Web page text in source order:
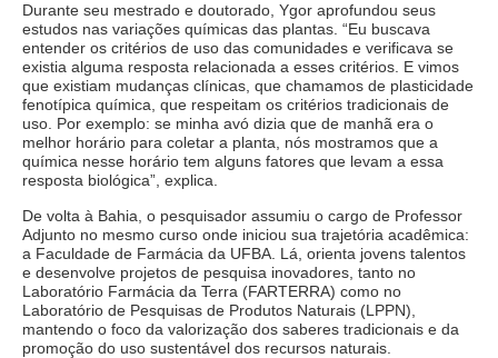
Durante seu mestrado e doutorado, Ygor aprofundou seus
estudos nas variações químicas das plantas. “Eu buscava
entender os critérios de uso das comunidades e verificava se
existia alguma resposta relacionada a esses critérios. E vimos
que existiam mudanças clínicas, que chamamos de plasticidade
fenotípica química, que respeitam os critérios tradicionais de
uso. Por exemplo: se minha avó dizia que de manhã era o
melhor horário para coletar a planta, nós mostramos que a
química nesse horário tem alguns fatores que levam a essa
resposta biológica”, explica.
De volta à Bahia, o pesquisador assumiu o cargo de Professor
Adjunto no mesmo curso onde iniciou sua trajetória acadêmica:
a Faculdade de Farmácia da UFBA. Lá, orienta jovens talentos
e desenvolve projetos de pesquisa inovadores, tanto no
Laboratório Farmácia da Terra (FARTERRA) como no
Laboratório de Pesquisas de Produtos Naturais (LPPN),
mantendo o foco da valorização dos saberes tradicionais e da
promoção do uso sustentável dos recursos naturais.